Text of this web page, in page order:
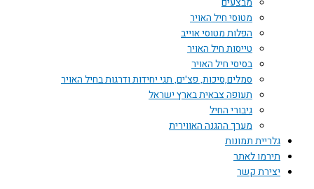
מטוסי חיל האויר
הפלות מטוסי אוייב
טייסות חיל האויר
בסיסי חיל האויר
סמלים,סיכות, פצ'ים, תגי יחידות ודרגות בחיל האויר
תעופה צבאית בארץ ישראל
גיבורי החיל
מערך ההגנה האווירית
גלריית תמונות
תירמו לאתר
יצירת קשר